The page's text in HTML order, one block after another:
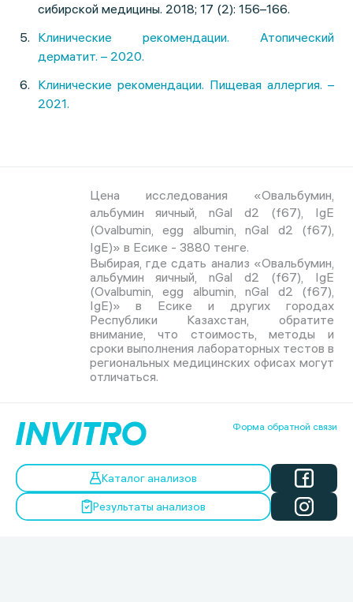
сибирской медицины. 2018; 17 (2): 156–166.
Клинические рекомендации. Атопический
дерматит. – 2020.
Клинические рекомендации. Пищевая аллергия. –
2021.
Цена исследования «Овальбумин,
альбумин яичный, nGal d2 (f67), IgE
(Ovalbumin, egg albumin, nGal d2 (f67),
IgE)» в Есике - 3880 тенге.
Выбирая, где сдать анализ «Овальбумин,
альбумин яичный, nGal d2 (f67), IgE
(Ovalbumin, egg albumin, nGal d2 (f67),
IgE)» в Есике и других городах
Республики Казахстан, обратите
внимание, что стоимость, методы и
сроки выполнения лабораторных тестов в
региональных медицинских офисах могут
отличаться.
Форма обратной связи
Каталог анализов
Результаты анализов